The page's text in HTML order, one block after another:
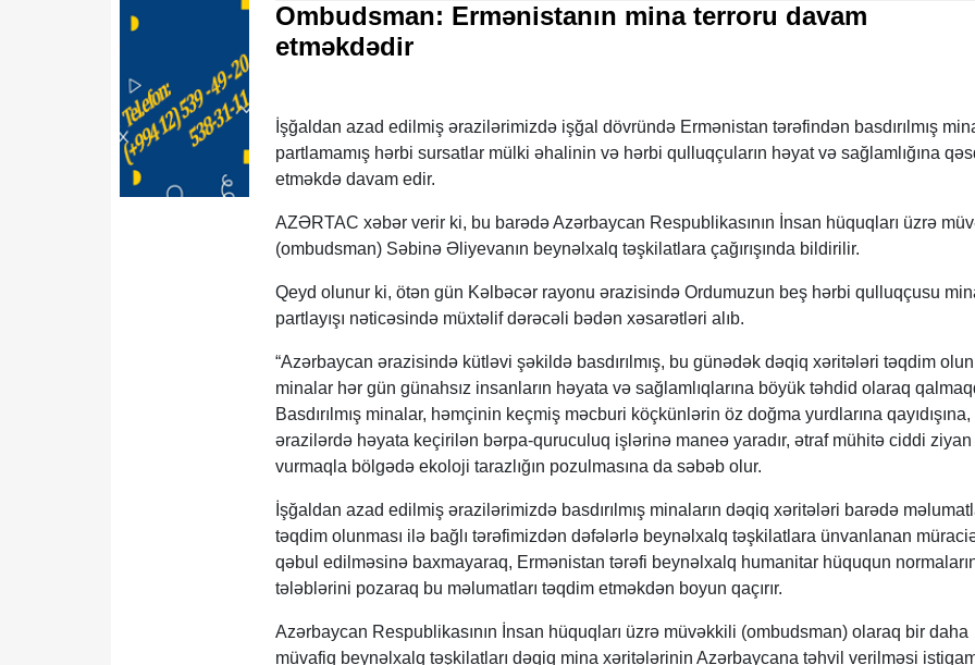
Ombudsman: Ermənistanın mina terroru davam
etməkdədir
İşğaldan azad edilmiş ərazilərimizdə işğal dövründə Ermənistan tərəfindən basdırılmış
partlamamış hərbi sursatlar mülki əhalinin və hərbi qulluqçuların həyat və sağlamlığına
etməkdə davam edir.
AZƏRTAC xəbər verir ki, bu barədə Azərbaycan Respublikasının İnsan hüquqları üzrə
(ombudsman) Səbinə Əliyevanın beynəlxalq təşkilatlara çağırışında bildirilir.
Qeyd olunur ki, ötən gün Kəlbəcər rayonu ərazisində Ordumuzun beş hərbi qulluqçusu
partlayışı nəticəsində müxtəlif dərəcəli bədən xəsarətləri alıb.
“Azərbaycan ərazisində kütləvi şəkildə basdırılmış, bu günədək dəqiq xəritələri təqdim
minalar hər gün günahsız insanların həyata və sağlamlıqlarına böyük təhdid olaraq
Basdırılmış minalar, həmçinin keçmiş məcburi köçkünlərin öz doğma yurdlarına qayıdışına,
ərazilərdə həyata keçirilən bərpa-quruculuq işlərinə maneə yaradır, ətraf mühitə ciddi ziyan
vurmaqla bölgədə ekoloji tarazlığın pozulmasına da səbəb olur.
İşğaldan azad edilmiş ərazilərimizdə basdırılmış minaların dəqiq xəritələri barədə
təqdim olunması ilə bağlı tərəfimizdən dəfələrlə beynəlxalq təşkilatlara ünvanlanan
qəbul edilməsinə baxmayaraq, Ermənistan tərəfi beynəlxalq humanitar hüququn
tələblərini pozaraq bu məlumatları təqdim etməkdən boyun qaçırır.
Azərbaycan Respublikasının İnsan hüquqları üzrə müvəkkili (ombudsman) olaraq bir daha
müvafiq beynəlxalq təşkilatları dəqiq mina xəritələrinin Azərbaycana təhvil verilməsi